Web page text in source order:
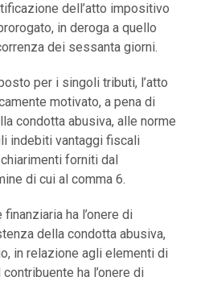
dell’atto impositivo
in deroga a quello
dei sessanta giorni.
per i singoli tributi, l’atto
motivato, a pena di
condotta abusiva, alle norme
indebiti vantaggi fiscali
forniti dal
di cui al comma 6.
ha l’onere di
della condotta abusiva,
in relazione agli elementi di
ha l’onere di